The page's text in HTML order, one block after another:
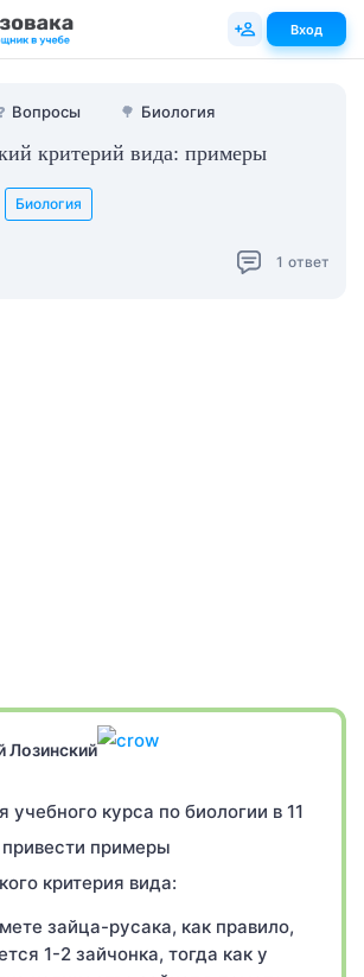
Вопросы 🌳 Биология
критерий вида: примеры
Биология
1 ответ
Лозинский
учебного курса по биологии в 11
примеры
критерия вида:
зайца-русака, как правило,
1-2 зайчонка, тогда как у
Вход